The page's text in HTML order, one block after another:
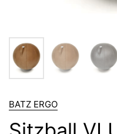
BATZ ERGO